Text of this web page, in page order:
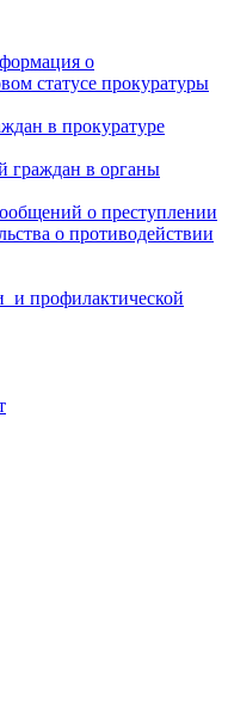
о
статусе прокуратуры
в прокуратуре
граждан в органы
о преступлении
о противодействии
и профилактической